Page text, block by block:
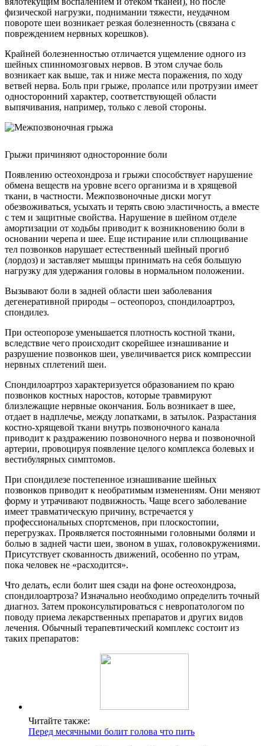
физической нагрузки, поднимании тяжести, неудачном
повороте шеи возникает резкая болезненность (связана с
повреждением нервных корешков).
Крайней болезненностью отличается ущемление одного из
шейных спинномозговых нервов. В этом случае боль
возникает как выше, так и ниже места поражения, по ходу
ветвей нерва. Боль при грыже, пролапсе или протрузии имеет
односторонний характер, соответствующей области
выпячивания, например, только с левой стороны.
Грыжи причиняют односторонние боли
Появлению остеохондроза и грыжи способствует нарушение
обмена веществ на уровне всего организма и в хрящевой
ткани, в частности. Межпозвоночные диски могут
обезвоживаться, усыхать и терять свою эластичность, а вместе
с тем и защитные свойства. Нарушение в шейном отделе
амортизации от ходьбы приводит к возникновению боли в
основании черепа и шее. Еще истирание или сплющивание
тел позвонков нарушает естественный шейный прогиб
(лордоз) и заставляет мышцы принимать на себя большую
нагрузку для удержания головы в нормальном положении.
Вызывают боли в задней области шеи заболевания
дегенеративной природы – остеопороз, спондилоартроз,
спондилез.
При остеопорозе уменьшается плотность костной ткани,
вследствие чего происходит скорейшее изнашивание и
разрушение позвонков шеи, увеличивается риск компрессии
нервных сплетений шеи.
Спондилоартроз характеризуется образованием по краю
позвонков костных наростов, которые травмируют
близлежащие нервные окончания. Боль возникает в шее,
отдает в надплечье, между лопатками, в затылок. Разрастания
костно-хрящевой ткани внутрь позвоночного канала
приводит к раздражению позвоночного нерва и позвоночной
артерии, провоцируя появление целого комплекса болевых и
вестибулярных симптомов.
При спондилезе постепенное изнашивание шейных
позвонков приводит к необратимым изменениям. Они меняют
форму и утрачивают подвижность. Чаще всего заболевание
имеет травматическую причину, встречается у
профессиональных спортсменов, при плоскостопии,
перегрузках. Проявляется постоянными головными болями и
болью в задней части шеи, звоном в ушах, головокружениями.
Присутствует скованность движений, особенно по утрам,
пока человек не «расходится».
Что делать, если болит шея сзади на фоне остеохондроза,
спондилоартроза? Изначально необходимо определить точный
диагноз. Затем проконсультироваться с невропатологом по
поводу приема лекарственных препаратов и других видов
лечения. Обычный терапевтический комплекс состоит из
таких препаратов:
Читайте также:
Перед месячными болит голова что пить